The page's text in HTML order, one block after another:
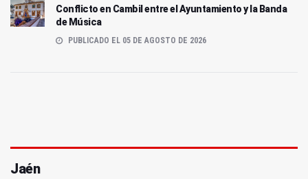
Conflicto en Cambil entre el Ayuntamiento y la Banda
de Música
PUBLICADO EL 05 DE AGOSTO DE 2026
Jaén